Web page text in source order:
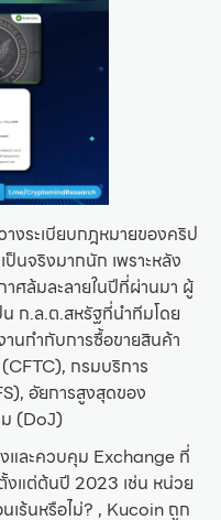
งระเบียบกฎหมายของคริป
ป็นจริงมากนัก เพราะหลัง
ศล้มละลายในปีที่ผ่านมา ผู้
ก.ล.ต.สหรัฐที่นำทีมโดย
นกำกับการซื้อขายสินค้า
กรมบริการ
อัยการสูงสุดของ
(DoJ)
และควบคุม Exchange ที่
งแต่ต้นปี 2023 เช่น หน่วย
เร้นหรือไม่? , Kucoin ถูก